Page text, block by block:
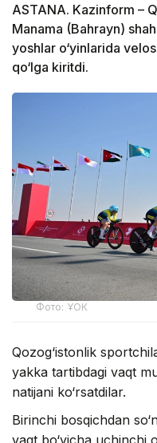
ASTANA. Kazinform –
Manama (Bahrayn)
yoshlar o‘yinlarida
qo‘lga kiritdi.
Фото: ҰОК
Qozog‘istonlik
yakka tartibdagi vaqt
natijani ko‘rsatdilar.
Birinchi bosqichdan